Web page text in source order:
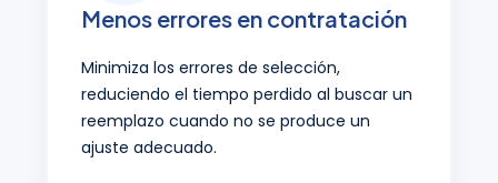
Menos errores en contratación
Minimiza los errores de selección,
reduciendo el tiempo perdido al buscar un
reemplazo cuando no se produce un
ajuste adecuado.